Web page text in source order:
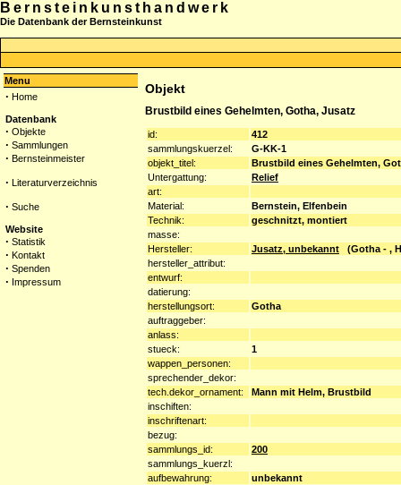
Bernsteinkunsthandwerk
Die Datenbank der Bernsteinkunst
Menu
· Home
Datenbank
· Objekte
· Sammlungen
· Bernsteinmeister
· Literaturverzeichnis
· Suche
Website
· Statistik
· Kontakt
· Spenden
· Impressum
Objekt
Brustbild eines Gehelmten, Gotha, Jusatz
id:
412
sammlungskuerzel:
G-KK-1
objekt_titel:
Brustbild eines Gehelmten,
Untergattung:
Relief
art:
Material:
Bernstein, Elfenbein
Technik:
geschnitzt, montiert
masse:
Hersteller:
Jusatz, unbekannt (Gotha - ,
hersteller_attribut:
entwurf:
datierung:
herstellungsort:
Gotha
auftraggeber:
anlass:
stueck:
1
wappen_personen:
sprechender_dekor:
tech.dekor_ornament:
Mann mit Helm, Brustbild
inschiften:
inschriftenart:
bezug:
sammlungs_id:
200
sammlungs_kuerzl:
aufbewahrung:
unbekannt